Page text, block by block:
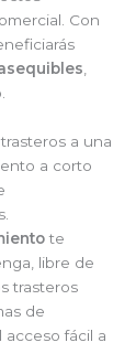
Con
,
a una
a corto
te
libre de
trasteros
de
fácil a